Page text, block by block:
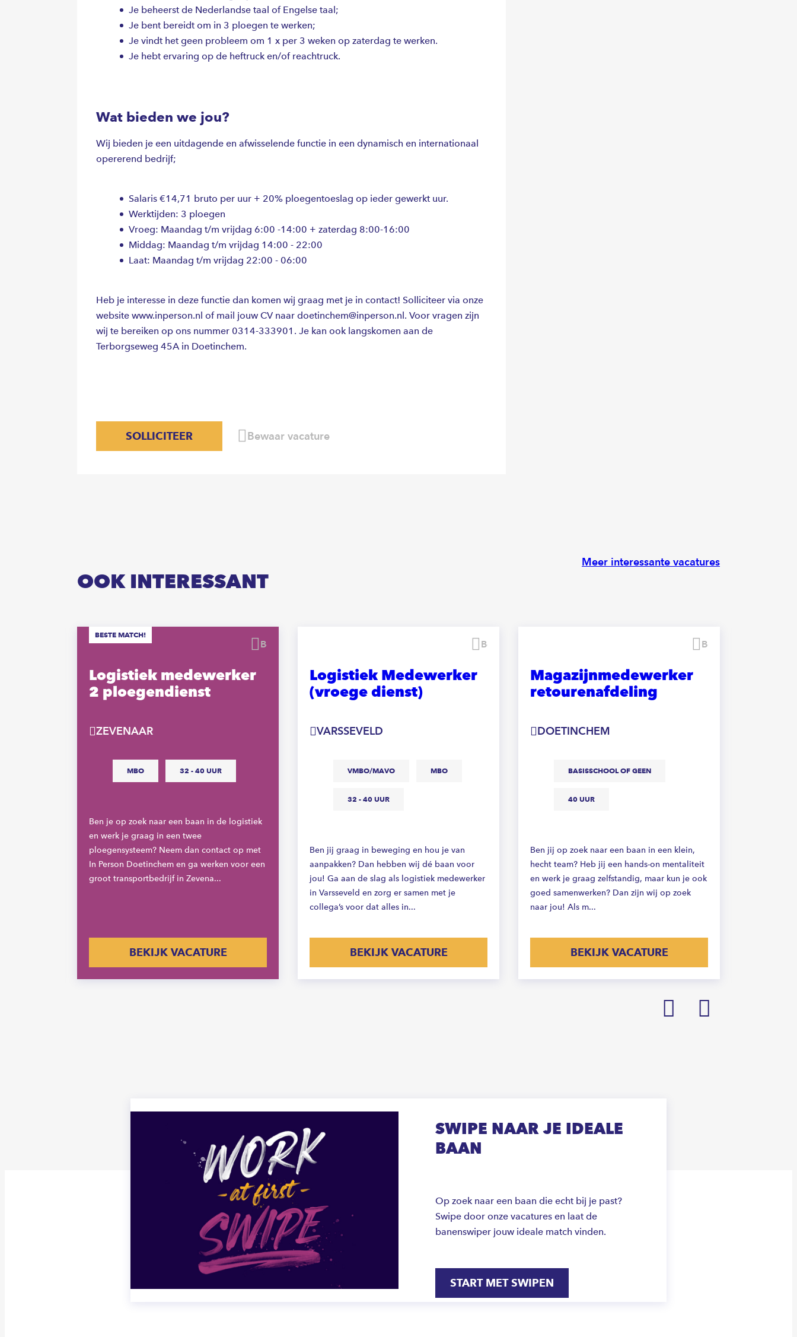
Je beheerst de Nederlandse taal of Engelse taal;
Je bent bereidt om in 3 ploegen te werken;
Je vindt het geen probleem om 1 x per 3 weken op zaterdag te werken.
Je hebt ervaring op de heftruck en/of reachtruck.
Wat bieden we jou?
Wij bieden je een uitdagende en afwisselende functie in een dynamisch en internationaal
opererend bedrijf;
Salaris €14,71 bruto per uur + 20% ploegentoeslag op ieder gewerkt uur.
Werktijden: 3 ploegen
Vroeg: Maandag t/m vrijdag 6:00 -14:00 + zaterdag 8:00-16:00
Middag: Maandag t/m vrijdag 14:00 - 22:00
Laat: Maandag t/m vrijdag 22:00 - 06:00
Heb je interesse in deze functie dan komen wij graag met je in contact! Solliciteer via onze
website www.inperson.nl of mail jouw CV naar doetinchem@inperson.nl. Voor vragen zijn
wij te bereiken op ons nummer 0314-333901. Je kan ook langskomen aan de
Terborgseweg 45A in Doetinchem.
SOLLICITEER Bewaar vacature
OOK INTERESSANT
Logistiek medewerker
2 ploegendienst
ZEVENAAR
MBO 32 - 40 UUR
Ben je op zoek naar een baan in de logistiek
en werk je graag in een twee
ploegensysteem? Neem dan contact op met
In Person Doetinchem en ga werken voor een
groot transportbedrijf in Zevena...
BEKIJK VACATURE
Bewaren
BESTE MATCH!
Logistiek Medewerker
(vroege dienst)
VARSSEVELD
VMBO/MAVO MBO
32 - 40 UUR
Ben jij graag in beweging en hou je van
aanpakken? Dan hebben wij dé baan voor
jou! Ga aan de slag als logistiek medewerker
in Varsseveld en zorg er samen met je
collega’s voor dat alles in...
BEKIJK VACATURE
Bewaren
Magazijnmedewerker
retourenafdeling
DOETINCHEM
BASISSCHOOL OF GEEN
40 UUR
Ben jij op zoek naar een baan in een klein,
hecht team? Heb jij een hands-on mentaliteit
en werk je graag zelfstandig, maar kun je ook
goed samenwerken? Dan zijn wij op zoek
naar jou! Als m...
BEKIJK VACATURE
Bewaren
Meer interessante vacatures
SWIPE NAAR JE IDEALE
BAAN
Op zoek naar een baan die echt bij je past?
Swipe door onze vacatures en laat de
banenswiper jouw ideale match vinden.
START MET SWIPEN